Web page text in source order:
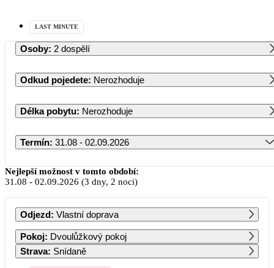
LAST MINUTE
Osoby: 2 dospělí
Odkud pojedete: Nerozhoduje
Délka pobytu: Nerozhoduje
Termín: 31.08 - 02.09.2026
Srpen 2026
PO ÚT ST ČT PÁ SO NE
1 2
3 4 5 6 7 8 9
Nejlepší možnost v tomto období:
31.08 - 02.09.2026 (3 dny, 2 noci)
Odjezd: Vlastní doprava
Pokoj: Dvoulůžkový pokoj
Strava: Snídaně